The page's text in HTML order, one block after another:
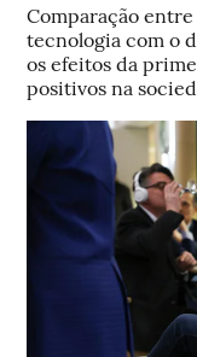
Comparação
tecnologia com o
os efeitos da
positivos na